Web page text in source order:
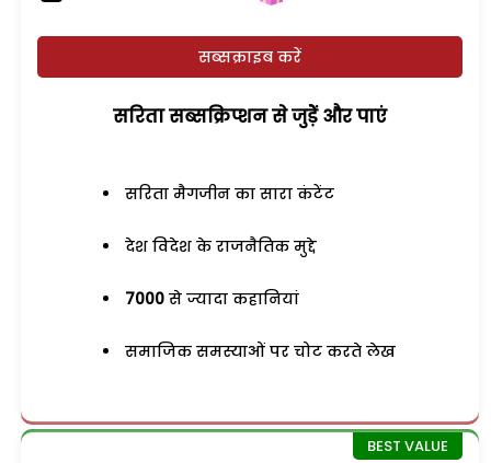
सब्सक्राइब करें
सरिता सब्सक्रिप्शन से जुड़ेें और पाएं
सरिता मैगजीन का सारा कंटेंट
देश विदेश के राजनैतिक मुद्दे
7000 से ज्यादा कहानियां
समाजिक समस्याओं पर चोट करते लेख